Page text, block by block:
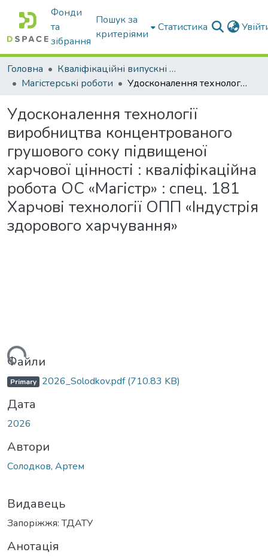
Фонди
та
зібрання
Пошук за
критеріями
Статистика
Головна
Кваліфікаційні випускні роботи бакалаврів і магістрів
Магістерські роботи
Удосконалення технології виробництва концентрованого грушового соку підвищеної харчової цінності : кваліфікаційна робота ОС «Магістр» : спец. 181 Харчові технології ОПП «Індустрія здорового харчування»
Удосконалення технології
виробництва концентрованого
грушового соку підвищеної
харчової цінності : кваліфікаційна
робота ОС «Магістр» : спец. 181
Харчові технології ОПП «Індустрія
здорового харчування»
Файли
Primary 2026_Solodkov.pdf(710.83 KB)
Дата
2026
Автори
Солодков, Артем
Видавець
Запоріжжя: ТДАТУ
Анотація